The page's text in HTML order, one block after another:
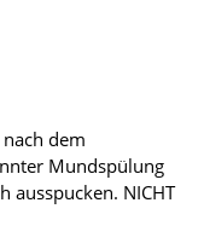
dem
Mundspülung
ausspucken. NICHT